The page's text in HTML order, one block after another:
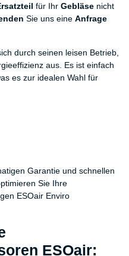
für Ihr Gebläse nicht
Sie uns eine Anfrage
durch seinen leisen Betrieb,
aus. Es ist einfach
es zur idealen Wahl für
Garantie und schnellen
Sie Ihre
ESOair Enviro
ESOair: